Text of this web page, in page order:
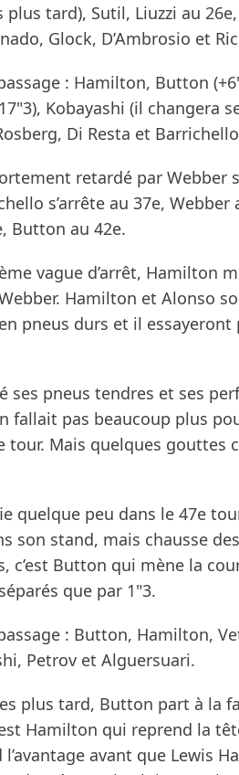
tard), Sutil, Liuzzi au
Glock, D’Ambrosio et
: Hamilton, Button
Kobayashi (il changera
Di Resta et
retardé par Webber
s’arrête au 37e,
Button au 42e.
vague d’arrêt, Hamilton
Hamilton et Alonso
pneus durs et il essayeront
ses pneus tendres et ses
fallait pas beaucoup plus
tour. Mais quelques gouttes
quelque peu dans le 47e
son stand, mais chausse
c’est Button qui mène la
que par 1"3.
: Button, Hamilton,
Petrov et Alguersuari.
plus tard, Button part à la
Hamilton qui reprend la
avant que Lewis